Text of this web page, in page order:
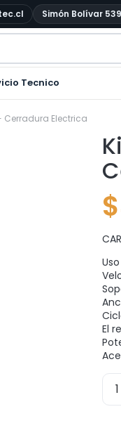
Simón Bolívar
Tecnico
Cerradura Electrica
$
El